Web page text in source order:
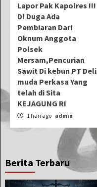
Lapor Pak Kapolres !!!
DI Duga Ada
Pembiaran Dari
Oknum Anggota
Polsek
Mersam,Pencurian
Sawit Di kebun PT Deli
muda Perkasa Yang
telah di Sita
KEJAGUNG RI
1 hari ago admin
Berita Terbaru